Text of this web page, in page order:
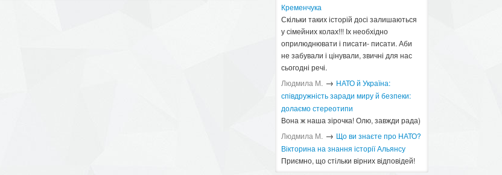
Кременчука
Скільки таких історій досі залишаються
у сімейних колах!!! Іх необхідно
оприлюднювати і писати- писати. Аби
не забували і цінували, звичні для нас
сьогодні речі.
Людмила М. → ​НАТО й Україна:
співдружність заради миру й безпеки:
долаємо стереотипи
Вона ж наша зірочка! Олю, завжди рада)
Людмила М. → Що ви знаєте про НАТО?
Вікторина на знання історії Альянсу ​
Приємно, що стільки вірних відповідей!